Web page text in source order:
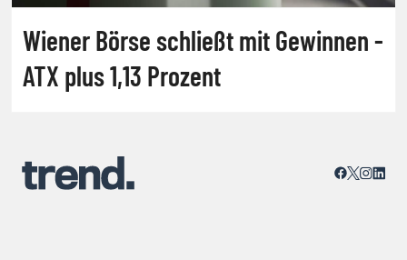
Wiener Börse schließt mit Gewinnen -
ATX plus 1,13 Prozent